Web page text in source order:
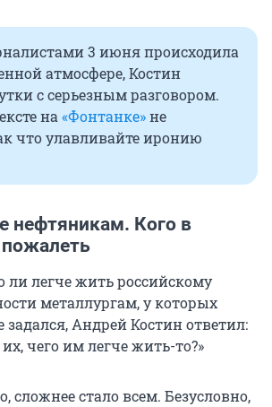
3 июня происходила
атмосфере, Костин
с серьезным разговором.
на«Фонтанке»не
что улавливайте иронию
нефтяникам. Кого в
ли легче жить российскому
металлургам, у которых
Андрей Костин ответил:
чего им легче жить-то?»
сложнее стало всем. Безусловно,